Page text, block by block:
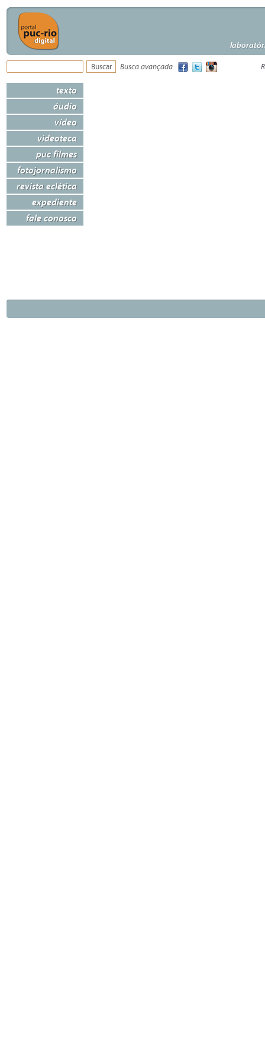
Busca avançada
texto
áudio
vídeo
videoteca
puc filmes
fotojornalismo
revista eclética
expediente
fale conosco